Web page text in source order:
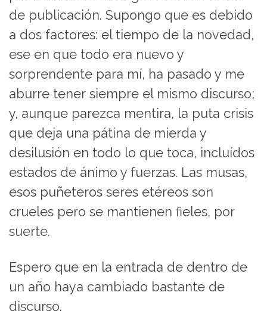
de publicación. Supongo que es debido
a dos factores: el tiempo de la novedad,
ese en que todo era nuevo y
sorprendente para mí, ha pasado y me
aburre tener siempre el mismo discurso;
y, aunque parezca mentira, la puta crisis
que deja una pátina de mierda y
desilusión en todo lo que toca, incluídos
estados de ánimo y fuerzas. Las musas,
esos puñeteros seres etéreos son
crueles pero se mantienen fieles, por
suerte.
Espero que en la entrada de dentro de
un año haya cambiado bastante de
discurso.